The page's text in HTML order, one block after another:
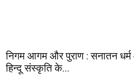
निगम आगम और पुराण : सनातन
हिन्दू संस्कृति के...